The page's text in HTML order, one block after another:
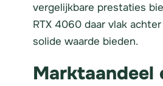
vergelijkbare prestaties
RTX 4060 daar vlak
solide waarde bieden.
Marktaandeel